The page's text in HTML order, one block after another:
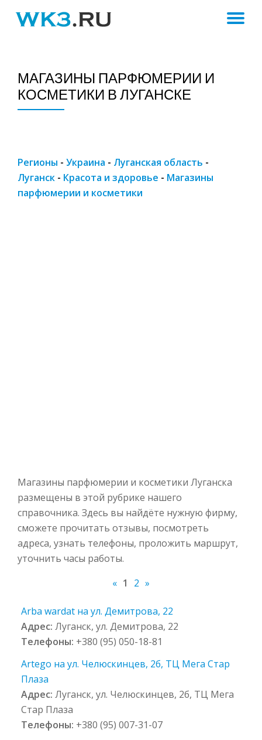
МАГАЗИНЫ ПАРФЮМЕРИИ И
КОСМЕТИКИ В ЛУГАНСКЕ
Регионы - Украина - Луганская область -
Луганск - Красота и здоровье - Магазины
парфюмерии и косметики
Магазины парфюмерии и косметики Луганска
размещены в этой рубрике нашего
справочника. Здесь вы найдёте нужную фирму,
сможете прочитать отзывы, посмотреть
адреса, узнать телефоны, проложить маршрут,
уточнить часы работы.
« 1 2 »
Arba wardat на ул. Демитрова, 22
Адрес:Луганск, ул. Демитрова, 22
Телефоны: +380 (95) 050-18-81
Artego на ул. Челюскинцев, 2б, ТЦ Мега Стар
Плаза
Адрес:Луганск, ул. Челюскинцев, 2б, ТЦ Мега
Стар Плаза
Телефоны: +380 (95) 007-31-07